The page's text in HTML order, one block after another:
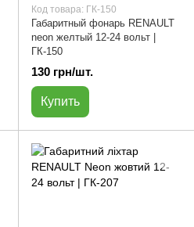
Код товара: ГК-150
Габаритный фонарь RENAULT
neon желтый 12-24 вольт |
ГК-150
130 грн/шт.
Купить